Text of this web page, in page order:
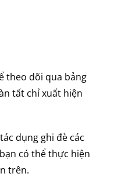
theo dõi qua bảng
tất chỉ xuất hiện
dụng ghi đè các
có thể thực hiện
trên.